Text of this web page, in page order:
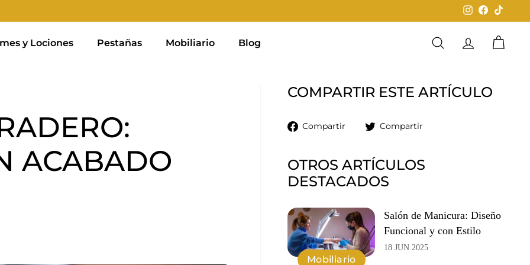
Instagram
Facebook
y Lociones Pestañas Mobiliario Blog
Buscar CuentaCarrito
ACABADO
COMPARTIR ESTE ARTÍCULO
Compartir
Compartir
Facebook
Compartir
OTROS ARTÍCULOS
DESTACADOS
Mobiliario
Salón de Manicura: Diseño
Funcional y con Estilo
18 JUN 2025